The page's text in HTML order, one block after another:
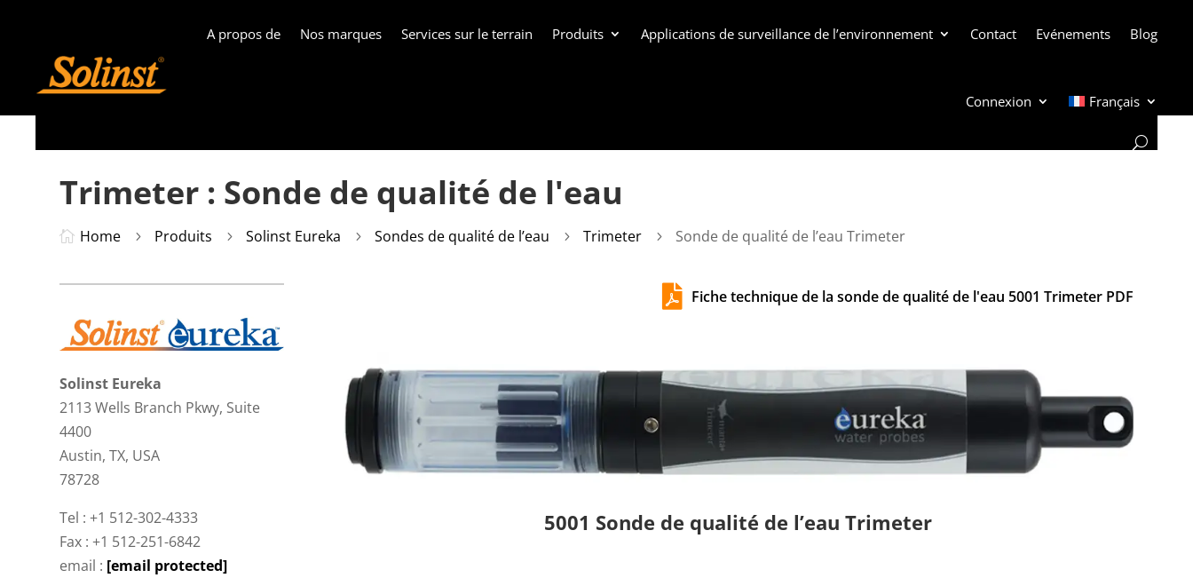
A propos de Nos marques Services sur le terrain Produits Applications de surveillance de l’environnement Contact Evénements Blog
Connexion Français
Trimeter : Sonde de qualité de l'eau
 Home 5 Produits 5 Solinst Eureka 5 Sondes de qualité de l’eau 5 Trimeter 5 Sonde de qualité de l’eau Trimeter
Solinst Eureka
2113 Wells Branch Pkwy, Suite
4400
Austin, TX, USA
78728
Tel : +1 512-302-4333
Fax : +1 512-251-6842
email : [email protected]
 Fiche technique de la sonde de qualité de l'eau 5001 Trimeter PDF
5001 Sonde de qualité de l’eau Trimeter